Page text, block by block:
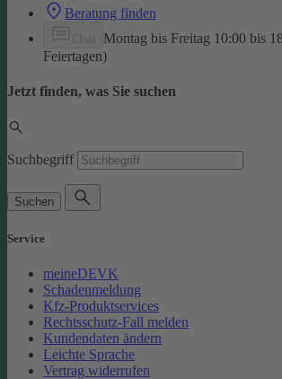
Beratung finden
Montag bis Freitag 10:00 bis
Feiertagen)
Jetzt finden, was Sie suchen
Suchbegriff
Suchen
Service
meineDEVK
Schadenmeldung
Kfz-Produktservices
Rechtsschutz-Fall melden
Kundendaten ändern
Leichte Sprache
Vertrag widerrufen